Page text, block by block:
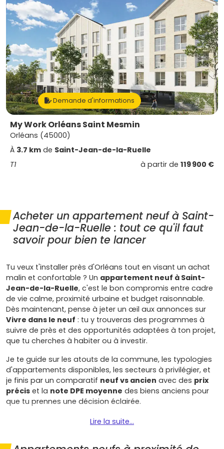
Demande d'informations
My Work Orléans Saint Mesmin
Orléans (45000)
À 3.7 km de Saint-Jean-de-la-Ruelle
T1
à partir de 119 900 €
Acheter un appartement neuf à Saint-
Jean-de-la-Ruelle : tout ce qu'il faut
savoir pour bien te lancer
Tu veux t'installer près d'Orléans tout en visant un achat
malin et confortable ? Un appartement neuf à Saint-
Jean-de-la-Ruelle, c'est le bon compromis entre cadre
de vie calme, proximité urbaine et budget raisonnable.
Dès maintenant, pense à jeter un œil aux annonces sur
Vivre dans le neuf : tu y trouveras des programmes à
suivre de près et des opportunités adaptées à ton projet,
que tu cherches à habiter ou à investir.
Je te guide sur les atouts de la commune, les typologies
d'appartements disponibles, les secteurs à privilégier, et
je finis par un comparatif neuf vs ancien avec des prix
précis et la note DPE moyenne des biens anciens pour
que tu prennes une décision éclairée.
Pourquoi choisir un appartement neuf à
Lire la suite...